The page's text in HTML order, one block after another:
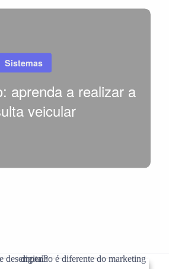
Sistemas
aprenda a realizar a
veicular